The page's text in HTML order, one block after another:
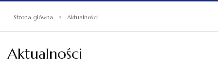
Strona główna › Aktualności
Aktualności